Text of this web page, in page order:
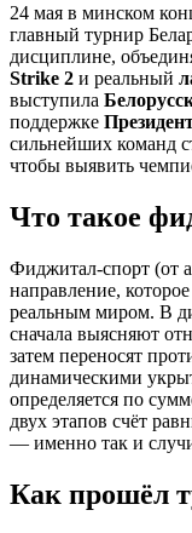
24 мая в минском
главный турнир
дисциплине,
Strike 2 и реальный
выступила
поддержке
сильнейших команд
чтобы выявить
Что такое
Фиджитал-спорт (от
направление,
реальным миром. В
сначала выясняют
затем переносят
динамическими
определяется по
двух этапов счёт
— именно так и
Как прошёл